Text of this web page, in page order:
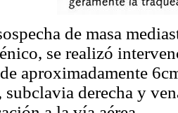
de masa
se realizó
aproximadamente
subclavia derecha y